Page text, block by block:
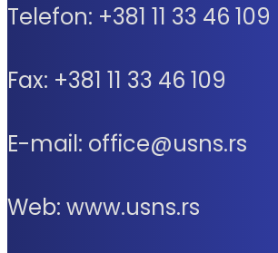
Telefon: +381 11 33 46 109
Fax: +381 11 33 46 109
E-mail: office@usns.rs
Web: www.usns.rs